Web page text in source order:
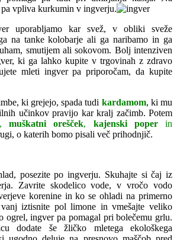
pa vpliva kurkumin v ingverju.
uporabljamo kar svež, v obliki sveže
na tanke kolobarje ali ga naribamo in ga
smutijem ali sokovom. Bolj intenziven
ki ga lahko kupite v trgovinah z zdravo
mleti ingver pa priporočam, da kupite
ki grejejo, spada tudi kardamom, ki mu
učinkov pravijo kar kralj začimb. Potem
, muškatni orešček, kajenski poperin
o katerih bomo pisali več prihodnjič.
posezite po ingverju. Skuhajte si čaj iz
Zavrite skodelico vode, v vročo vodo
korenine in ko se ohladi na primerno
iztisnite pol limone in vmešajte veliko
ogrel, ingver pa pomagal pri bolečemu grlu.
dodate še žličko mletega ekološkega